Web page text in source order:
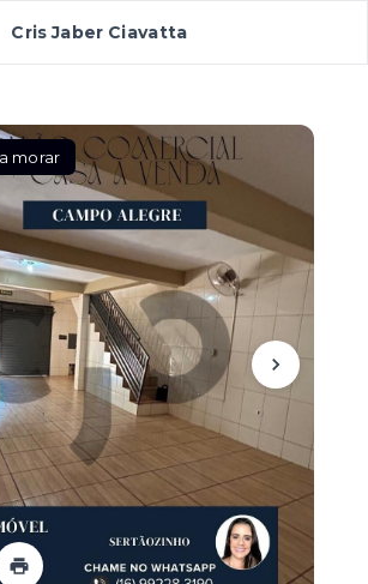
Cris Jaber Ciavatta
morar